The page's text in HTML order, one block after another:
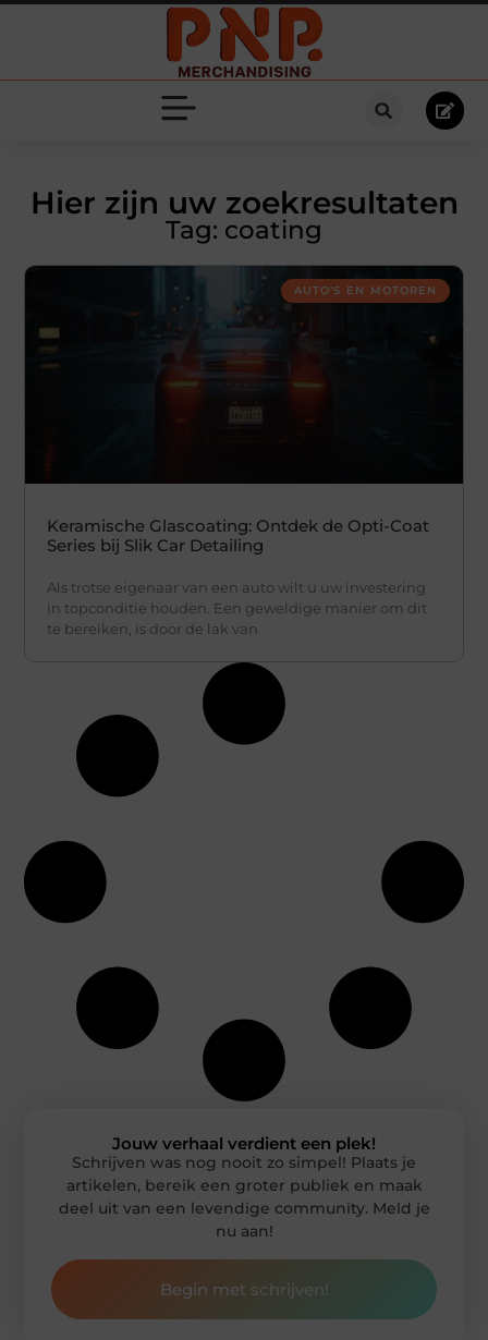
Hier zijn uw zoekresultaten
Tag: coating
AUTO'S EN MOTOREN
Keramische Glascoating: Ontdek de Opti-Coat
Series bij Slik Car Detailing
Als trotse eigenaar van een auto wilt u uw investering
in topconditie houden. Een geweldige manier om dit
te bereiken, is door de lak van
Jouw verhaal verdient een plek!
Schrijven was nog nooit zo simpel! Plaats je
artikelen, bereik een groter publiek en maak
deel uit van een levendige community. Meld je
nu aan!
Begin met schrijven!